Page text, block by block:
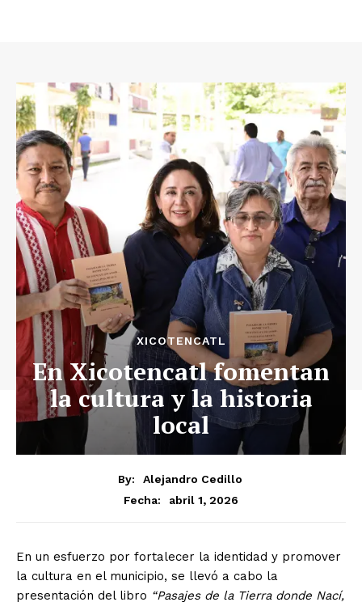
XICOTENCATL
En Xicotencatl fomentan
la cultura y la historia
local
By:
Alejandro Cedillo
Fecha:
abril 1, 2026
En un esfuerzo por fortalecer la identidad y promover
la cultura en el municipio, se llevó a cabo la
presentación del libro “Pasajes de la Tierra donde Nací,